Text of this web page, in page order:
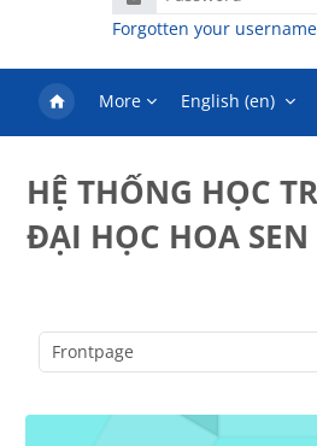
Forgotten your
More English ‎(en)‎
HỆ THỐNG HỌC
ĐẠI HỌC HOA SEN